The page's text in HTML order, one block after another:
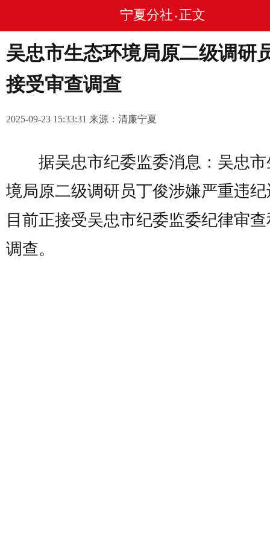
宁夏分社 • 正文
吴忠市生态环境局原二级调研
接受审查调查
2025-09-23 15:33:31 来源：清廉宁夏
据吴忠市纪委监委消息：吴忠市
境局原二级调研员丁俊涉嫌严重违
目前正接受吴忠市纪委监委纪律审
调查。